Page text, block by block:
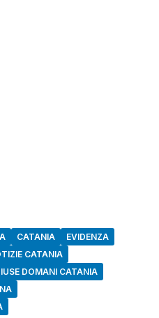
CATANIA
EVIDENZA
CATANIA
DOMANI CATANIA